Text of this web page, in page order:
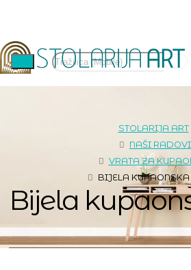
Bijela
STOLARIJA ART
NAŠI RADOVI
VRATA ZA
BIJELA KUPAONSKA